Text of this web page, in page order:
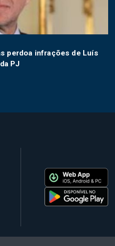
perdoa infrações de Luís
PJ